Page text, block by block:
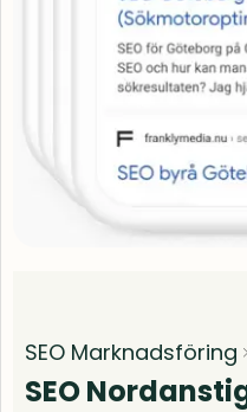
SEO Marknadsföring
SEO